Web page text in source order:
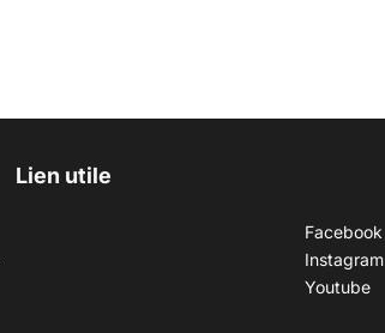
Lien utile
Facebook
Instagram
Youtube